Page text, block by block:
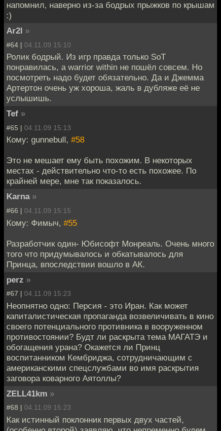
напомнил, наверно из-за бодрых прыжков по крышам
:)
Ar2l »
#64 | 04.11.09 15:10
Ролик бодрый. Из игр правда только SoT
понравилась, а warrior within не пошёл совсем. Но
посмотреть надо будет обязательно. Да и Джемма
Артертон очень уж хороша, жаль в дубляже её не
услышишь.
Tef »
#65 | 04.11.09 15:13
Кому: gunnebull, #58
Это не мешает ему быть похожим. В некоторых
местах - действительно что-то есть похожее. По
крайней мере, мне так показалось.
Karna »
#66 | 04.11.09 15:15
Кому: Фимыч, #55
Разработчик один- Юбисофт Монреаль. Очень много
того что придумывалось и обкатывалось для
Принца, впоследствии вошло в АК.
perz »
#67 | 04.11.09 15:23
Неопнятно одно: Персия - это Иран. Как может
капиталистическая пропаганда возвеличивать в кино
своего потенциального противника в вооруженном
противостоянии? Будт ли раскрыта тема МАГАТЭ и
обогащения урана? Окажется ли Принц
воспитанником Кембриджа, сотрудничающим с
американскими спецслужбами во имя раскрытия
заговора коварного Аятоллы?
ZELL41km »
#68 | 04.11.09 15:23
Как истинный поклонник первых двух частей,